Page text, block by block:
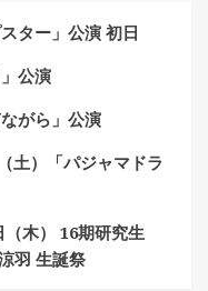
ター」公演 初日
公演
がら」公演
土）「パジャマドラ
（木） 16期研究生
羽 生誕祭